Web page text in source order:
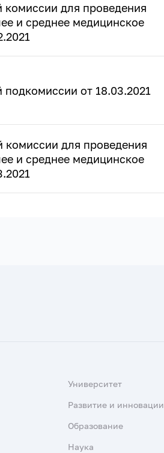
для проведения
и среднее медицинское
от 18.03.2021
для проведения
и среднее медицинское
Университет
Развитие и инновации
Образование
Наука